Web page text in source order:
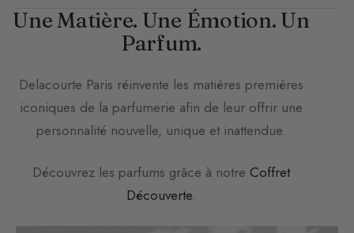
Une Matière. Une Émotion. Un
Parfum.
Delacourte Paris réinvente les matières premières
iconiques de la parfumerie afin de leur offrir une
personnalité nouvelle, unique et inattendue.
Découvrez les parfums grâce à notre Coffret
Découverte.